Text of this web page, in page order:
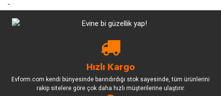
-
Hızlı Kargo
Evform.com kendi bünyesinde barındırdığı stok sayesinde, tüm ürünlerini
rakip sitelere göre çok daha hızlı müşterilerine ulaştırır.